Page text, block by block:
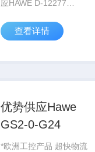
应HAWE D-12277
查看详情
优势供应Hawe
GS2-0-G24
*欧洲工控产品 超快物流